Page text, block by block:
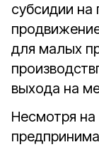
субсидии на
для малых
выхода на
Несмотря